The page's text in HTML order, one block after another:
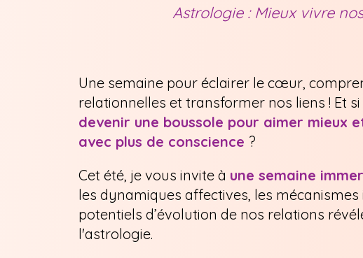
Astrologie : Mieux vivre
Une semaine pour éclairer le cœur,
relationnelles et transformer nos liens ! Et si
devenir une boussole pour aimer mieux
avec plus de conscience ?
Cet été, je vous invite à une semaine
les dynamiques affectives, les mécanismes
potentiels d’évolution de nos relations
l'astrologie.